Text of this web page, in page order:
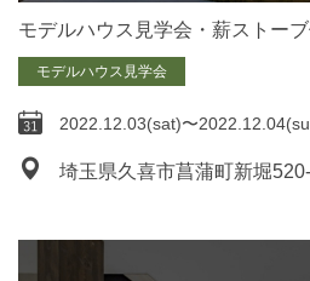
モデルハウス見学会・薪ストーブ
モデルハウス見学会
2022.12.03(sat)〜
埼玉県久喜市菖蒲町新堀